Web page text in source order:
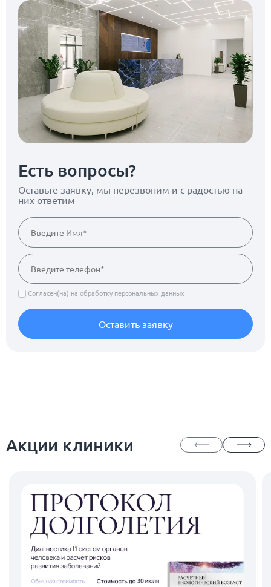
Есть вопросы?
Оставьте заявку, мы перезвоним и с радостью на
них ответим
Согласен(на) на обработку персональных данных
Оставить заявку
Акции клиники